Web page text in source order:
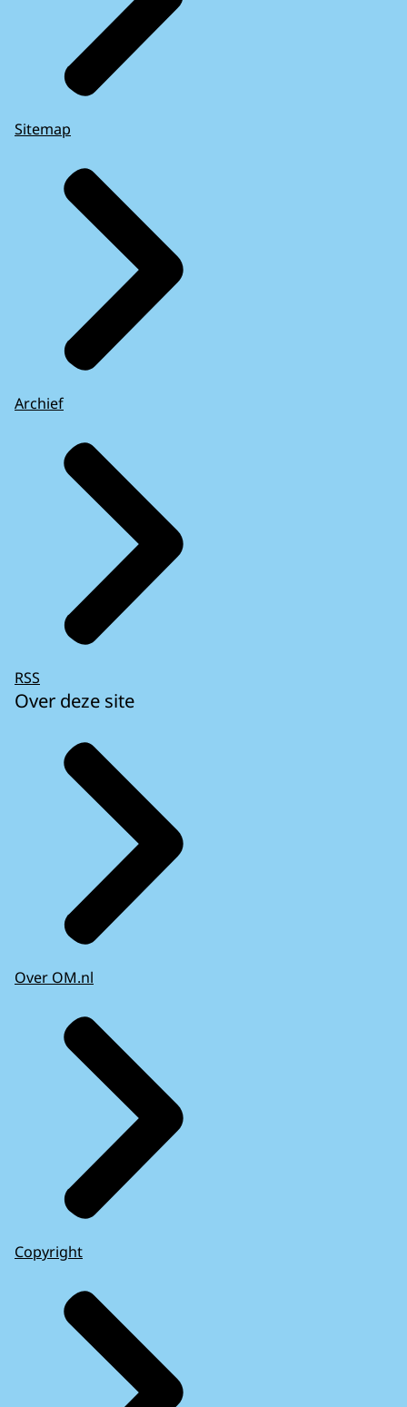
Sitemap
Archief
RSS
Over deze site
Over OM.nl
Copyright